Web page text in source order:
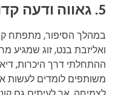
5. גאווה ודעה קדומה
במהלך הסיפור, מתפתח
ואליזבת בנט, זוג שמגיע
ההתחלתי דרך היכרות,
משותפים לומדים לעשות